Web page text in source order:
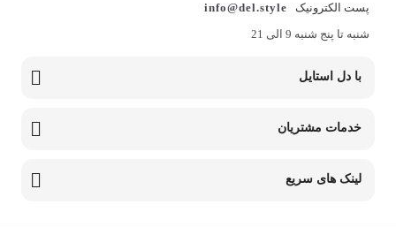
پست الکترونیک
info@del.style
شنبه تا پنج شنبه 9 الی 21
با دل استایل
خدمات مشتریان
لینک های سریع